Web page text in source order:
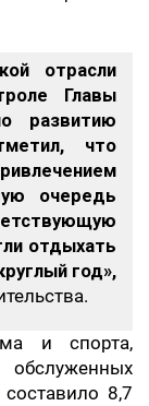
отрасли
Главы
развитию
что
очередь
отдыхать
год»,
и спорта,
обслуженных
8,7